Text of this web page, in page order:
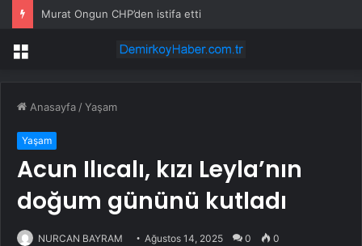
Murat Ongun CHP’den istifa etti
Menü
Anasayfa /Yaşam
Yaşam
Acun Ilıcalı, kızı Leyla’nın
doğum gününü kutladı
NURCAN BAYRAM Ağustos 14, 2025 0 0